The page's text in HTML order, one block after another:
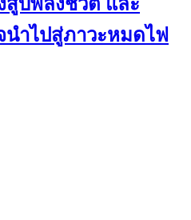
นำไปสู่ภาวะหมดไฟ